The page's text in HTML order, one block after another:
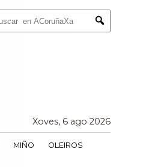
Submit
Xoves, 6 ago 2026
MIÑO OLEIROS